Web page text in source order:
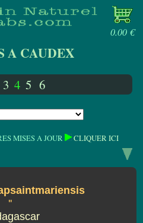
0.00 €
A CAUDEX
3 4 5 6
MISES A JOUR CLIQUER ICI
''